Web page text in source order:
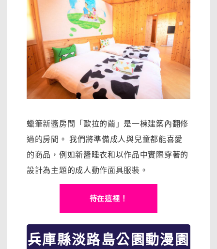
蠟筆新醬房間「歐拉的繭」是一棟建築內翻修
過的房間。 我們將準備成人與兒童都能喜愛
的商品，例如新醬睡衣和以作品中實際穿著的
設計為主題的成人動作面具服裝。
待在這裡！
兵庫縣淡路島公園動漫園